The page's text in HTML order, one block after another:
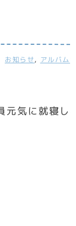
お知らせ, アルバム
元気に就寝し